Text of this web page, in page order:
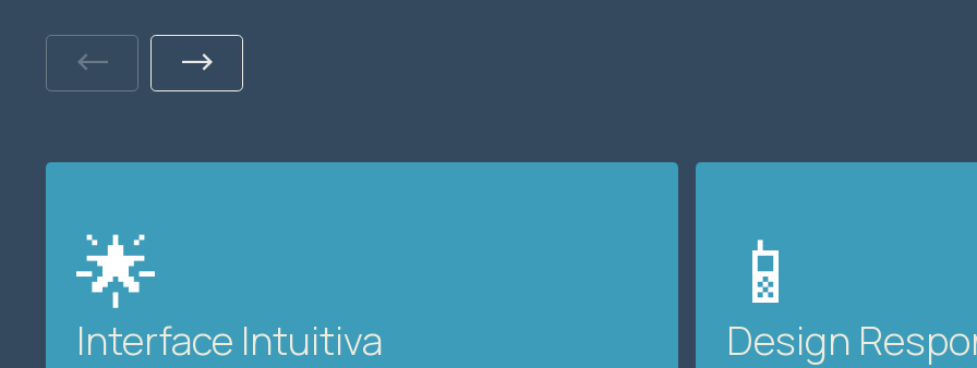
🌟
Interface Intuitiva
📱
Design
Next